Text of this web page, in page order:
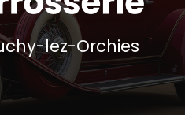
lez-Orchies